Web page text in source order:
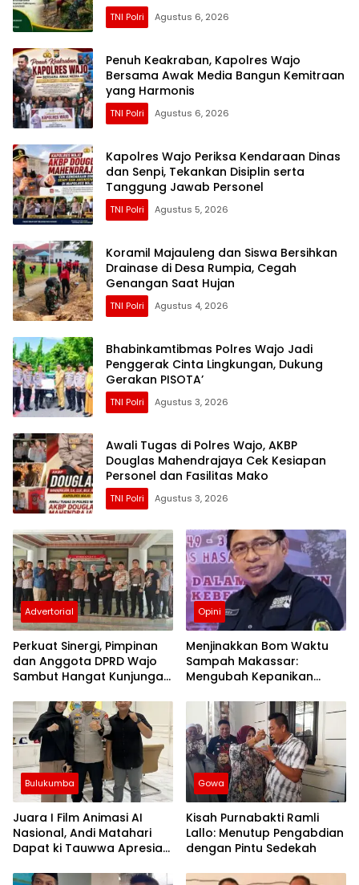
TNI Polri Agustus 6, 2026
Penuh Keakraban, Kapolres Wajo
Bersama Awak Media Bangun Kemitraan
yang Harmonis
TNI Polri Agustus 6, 2026
Kapolres Wajo Periksa Kendaraan Dinas
dan Senpi, Tekankan Disiplin serta
Tanggung Jawab Personel
TNI Polri Agustus 5, 2026
Koramil Majauleng dan Siswa Bersihkan
Drainase di Desa Rumpia, Cegah
Genangan Saat Hujan
TNI Polri Agustus 4, 2026
Bhabinkamtibmas Polres Wajo Jadi
Penggerak Cinta Lingkungan, Dukung
Gerakan PISOTA’
TNI Polri Agustus 3, 2026
Awali Tugas di Polres Wajo, AKBP
Douglas Mahendrajaya Cek Kesiapan
Personel dan Fasilitas Mako
TNI Polri Agustus 3, 2026
Advertorial
Perkuat Sinergi, Pimpinan
dan Anggota DPRD Wajo
Sambut Hangat Kunjungan
yang Baru
Opini
Menjinakkan Bom Waktu
Sampah Makassar:
Mengubah Kepanikan
Berbasis RT
Bulukumba
Juara I Film Animasi AI
Nasional, Andi Matahari
Dapat ki Tauwwa Apresiasi
Gowa
Kisah Purnabakti Ramli
Lallo: Menutup Pengabdian
dengan Pintu Sedekah